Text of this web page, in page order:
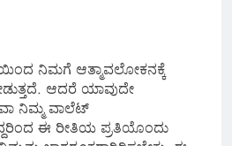
ನಿಮಗೆ ಆತ್ಮಾವಲೋಕನಕ್ಕೆ
ಆದರೆ ಯಾವುದೇ
ನಿಮ್ಮ ವಾಲೆಟ್
ಈ ರೀತಿಯ ಪ್ರತಿಯೊಂದು